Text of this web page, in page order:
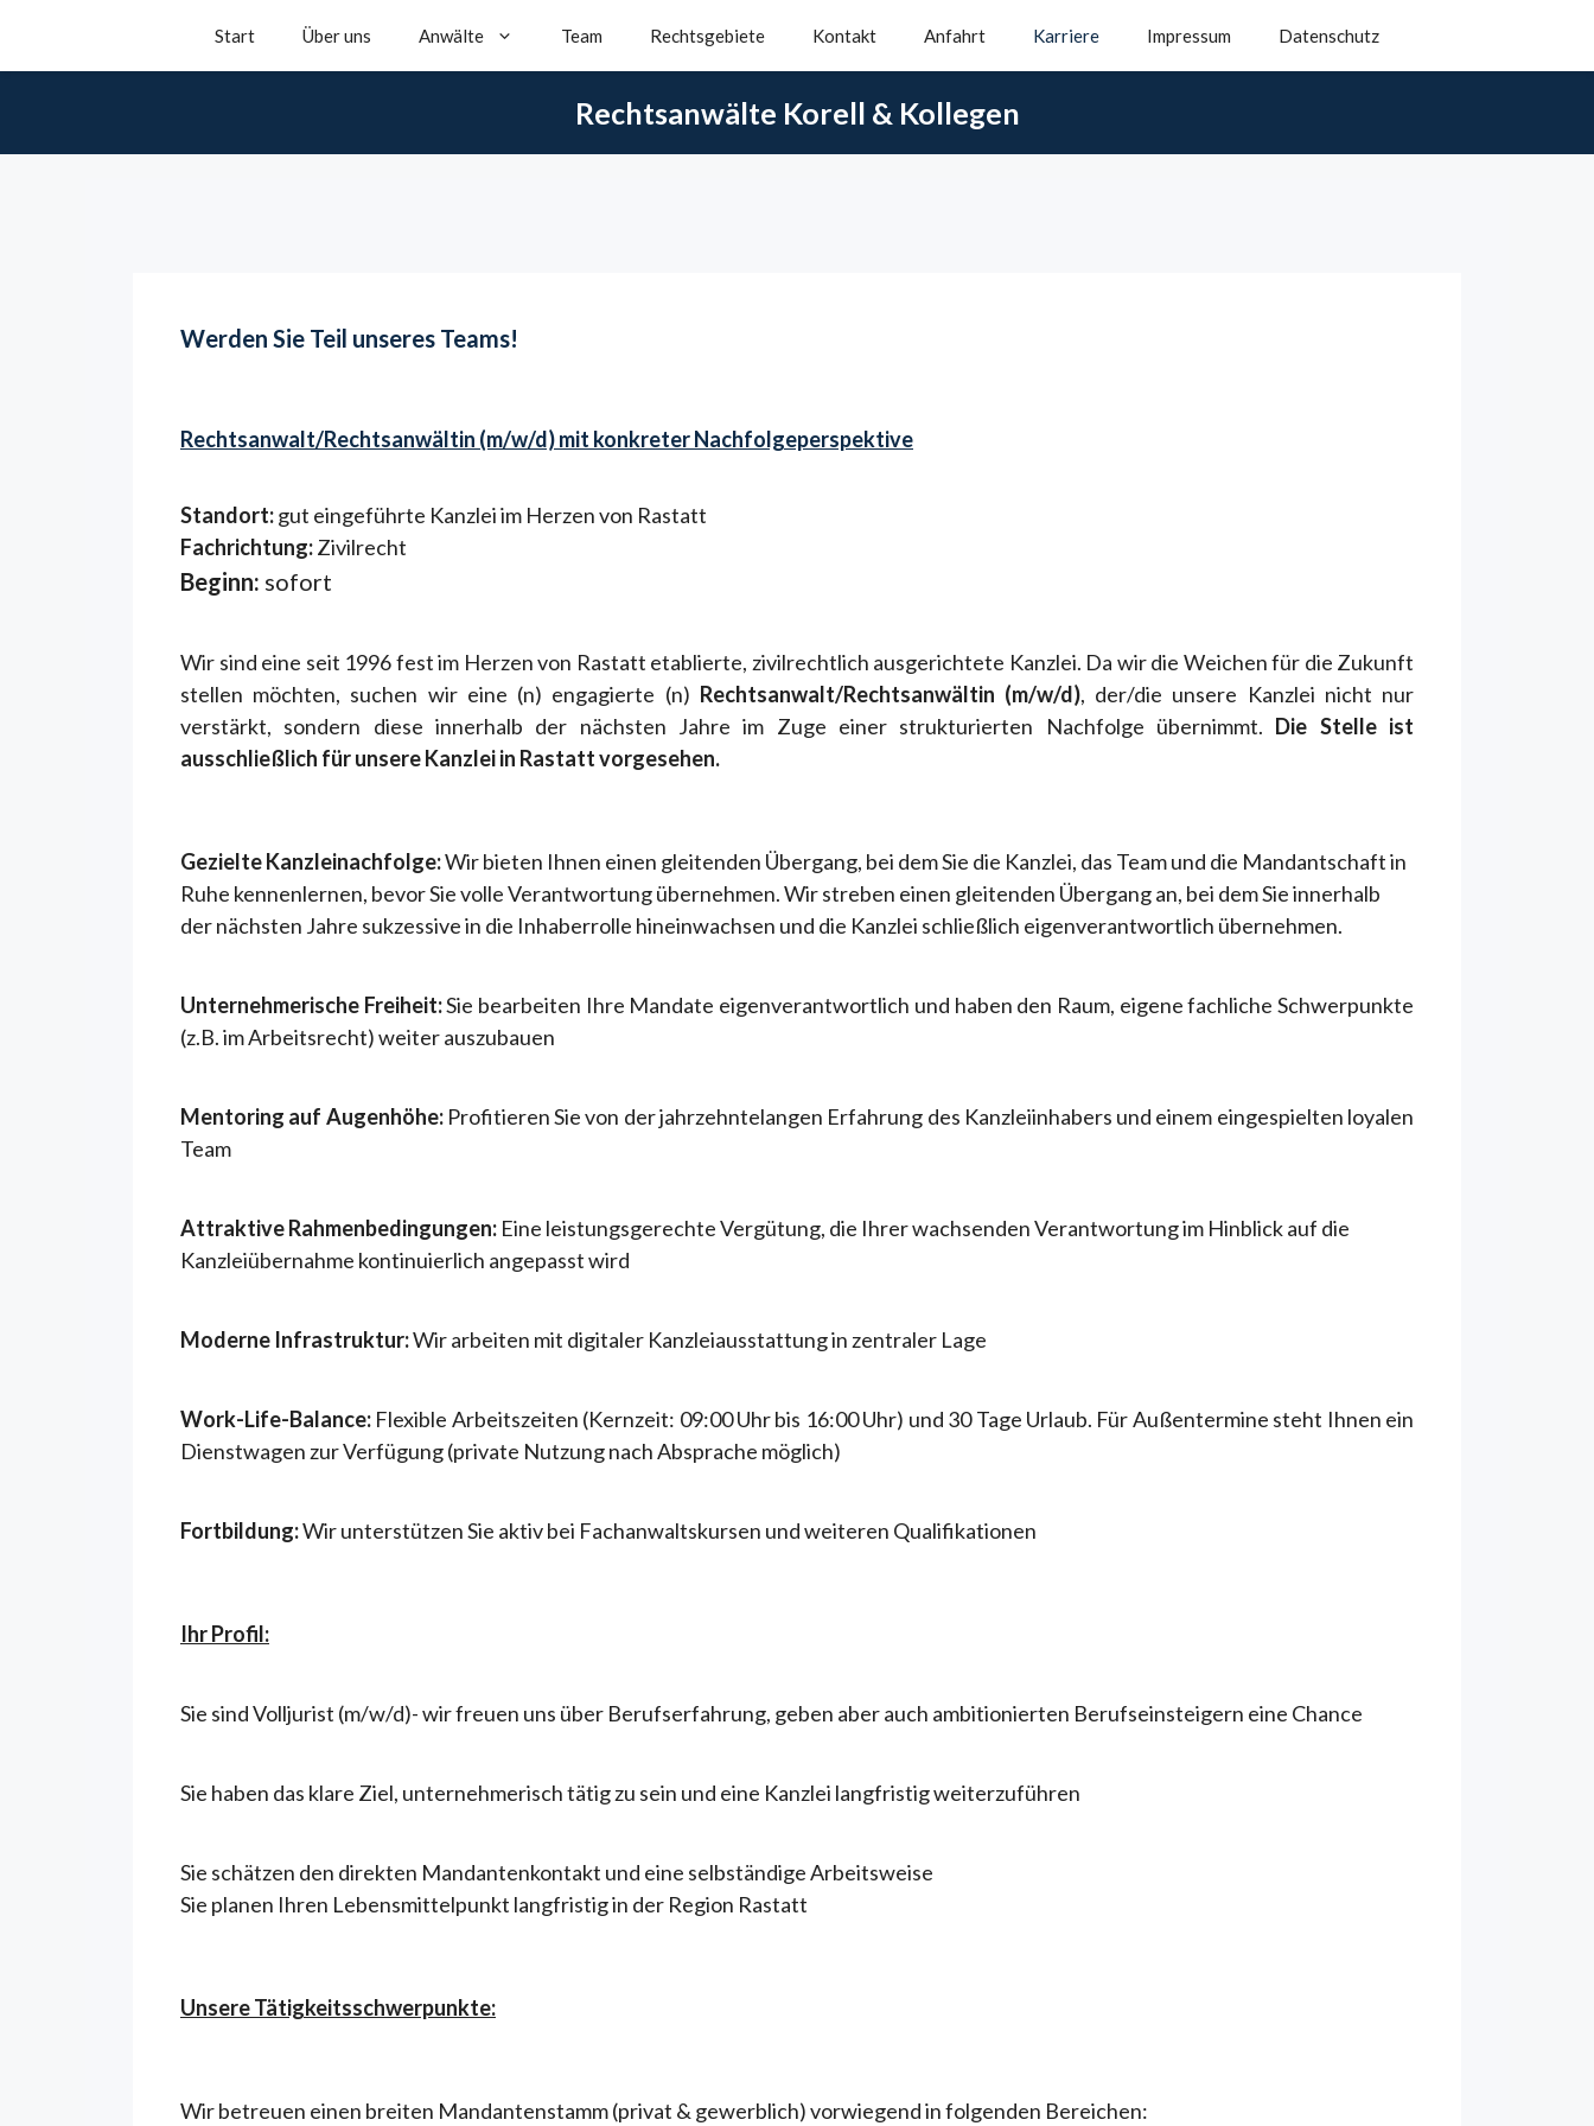
springen
Start Über uns Anwälte Team Rechtsgebiete Kontakt Anfahrt Karriere Impressum Datenschutz
Rechtsanwälte Korell & Kollegen
Werden Sie Teil unseres Teams!
Rechtsanwalt/Rechtsanwältin (m/w/d) mit konkreter Nachfolgeperspektive
Standort:gut eingeführte Kanzlei im Herzen von Rastatt
Fachrichtung:Zivilrecht
Beginn: sofort
Wir sind eine seit 1996 fest im Herzen von Rastatt etablierte, zivilrechtlich ausgerichtete Kanzlei. Da wir die Weichen für die Zukunft
stellen möchten, suchen wir eine (n) engagierte (n) Rechtsanwalt/Rechtsanwältin (m/w/d), der/die unsere Kanzlei nicht nur
verstärkt, sondern diese innerhalb der nächsten Jahre im Zuge einer strukturierten Nachfolge übernimmt. Die Stelle ist
ausschließlich für unsere Kanzlei in Rastatt vorgesehen.
Gezielte Kanzleinachfolge:Wir bieten Ihnen einen gleitenden Übergang, bei dem Sie die Kanzlei, das Team und die Mandantschaft in
Ruhe kennenlernen, bevor Sie volle Verantwortung übernehmen. Wir streben einen gleitenden Übergang an, bei dem Sie innerhalb
der nächsten Jahre sukzessive in die Inhaberrolle hineinwachsen und die Kanzlei schließlich eigenverantwortlich übernehmen.
Unternehmerische Freiheit:Sie bearbeiten Ihre Mandate eigenverantwortlich und haben den Raum, eigene fachliche Schwerpunkte
(z.B. im Arbeitsrecht) weiter auszubauen
Mentoring auf Augenhöhe:Profitieren Sie von der jahrzehntelangen Erfahrung des Kanzleiinhabers und einem eingespielten loyalen
Team
Attraktive Rahmenbedingungen: Eine leistungsgerechte Vergütung, die Ihrer wachsenden Verantwortung im Hinblick auf die
Kanzleiübernahme kontinuierlich angepasst wird
Moderne Infrastruktur:Wir arbeiten mit digitaler Kanzleiausstattung in zentraler Lage
Work-Life-Balance: Flexible Arbeitszeiten (Kernzeit: 09:00 Uhr bis 16:00 Uhr) und 30 Tage Urlaub. Für Außentermine steht Ihnen ein
Dienstwagen zur Verfügung (private Nutzung nach Absprache möglich)
Fortbildung:Wir unterstützen Sie aktiv bei Fachanwaltskursen und weiteren Qualifikationen
Ihr Profil:
Sie sind Volljurist (m/w/d)- wir freuen uns über Berufserfahrung, geben aber auch ambitionierten Berufseinsteigern eine Chance
Sie haben das klare Ziel, unternehmerisch tätig zu sein und eine Kanzlei langfristig weiterzuführen
Sie schätzen den direkten Mandantenkontakt und eine selbständige Arbeitsweise
Sie planen Ihren Lebensmittelpunkt langfristig in der Region Rastatt
Unsere Tätigkeitsschwerpunkte:
Wir betreuen einen breiten Mandantenstamm (privat & gewerblich) vorwiegend in folgenden Bereichen: